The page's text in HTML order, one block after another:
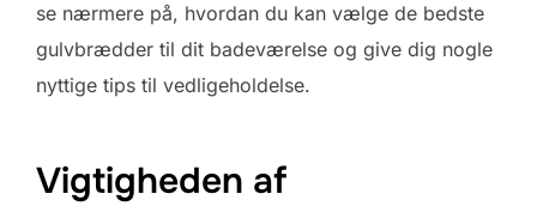
se nærmere på, hvordan du kan vælge de bedste
gulvbrædder til dit badeværelse og give dig nogle
nyttige tips til vedligeholdelse.
Vigtigheden af